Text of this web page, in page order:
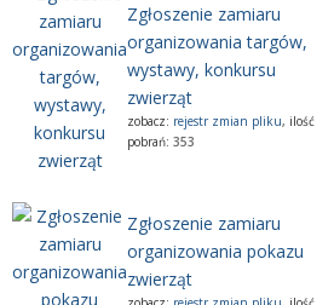
Zgłoszenie zamiaru
organizowania targów,
wystawy, konkursu
zwierząt
zobacz: rejestr zmian pliku, ilość
pobrań: 353
Zgłoszenie zamiaru
organizowania pokazu
zwierząt